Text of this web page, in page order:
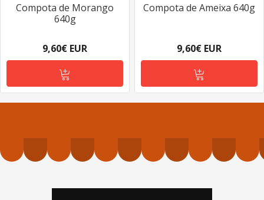
Compota de Morango
640g
9,60€ EUR
Compota de Ameixa 640g
9,60€ EUR